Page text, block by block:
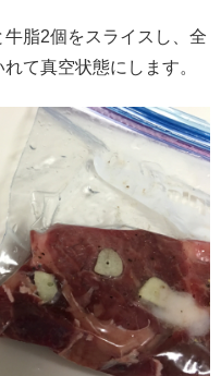
脂2個をスライスし、全
て真空状態にします。